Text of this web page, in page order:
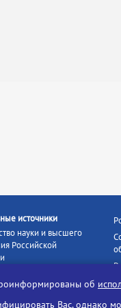
источники
науки и высшего
Российской
об
Вас, однако